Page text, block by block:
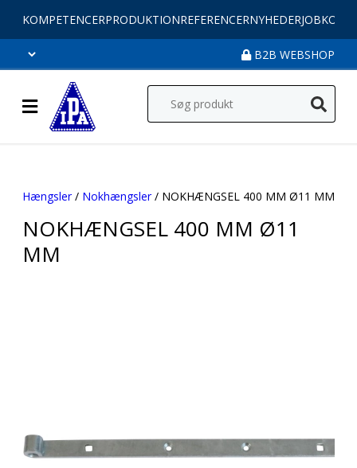
KOMPETENCERPRODUKTIONREFERENCERNYHEDERJOB
B2B WEBSHOP
Hængsler/ Nokhængsler/ NOKHÆNGSEL 400 MM Ø11 MM
NOKHÆNGSEL 400 MM Ø11
MM